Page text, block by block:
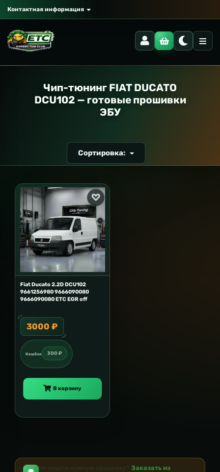
Контактная информация
Чип-тюнинг FIAT DUCATO
DCU102 — готовые прошивки
ЭБУ
Сортировка:
Fiat Ducato 2.2D DCU102
9661256980 9666090080
9666090080 ETC EGR off
3000 ₽
Кешбэк 300 ₽
В корзину
Не нашли нужную прошивку? Заказать из